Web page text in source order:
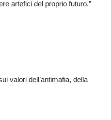
artefici del proprio futuro.”
valori dell’antimafia, della